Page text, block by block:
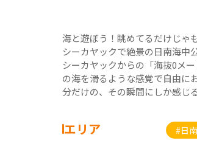
海と遊ぼう！眺めてるだけじゃ
シーカヤックで絶景の日南海中
シーカヤックからの「海抜0メ
の海を滑るような感覚で自由に
分だけの、その瞬間にしか感じ
エリア #日